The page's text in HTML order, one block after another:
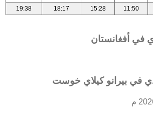
11:50
15:28
18:17
19:38
في أفغانستان
في بيرانو كيلاي خوست